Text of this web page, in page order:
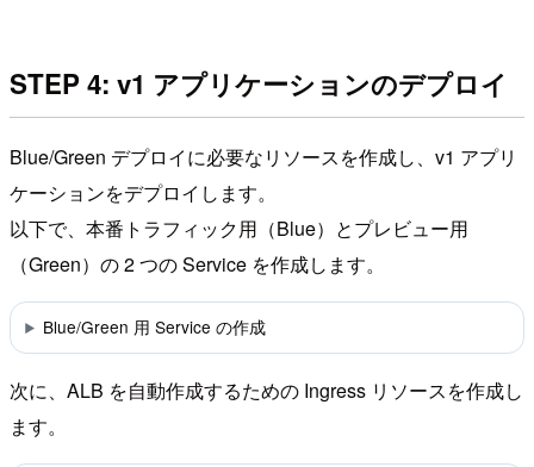
STEP 4: v1 アプリケーションのデプロイ
Blue/Green デプロイに必要なリソースを作成し、v1 アプリ
ケーションをデプロイします。
以下で、本番トラフィック用（Blue）とプレビュー用
（Green）の 2 つの Service を作成します。
Blue/Green 用 Service の作成
次に、ALB を自動作成するための Ingress リソースを作成し
ます。